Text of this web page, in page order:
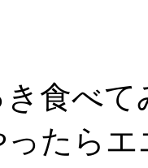
食べて
たらエ